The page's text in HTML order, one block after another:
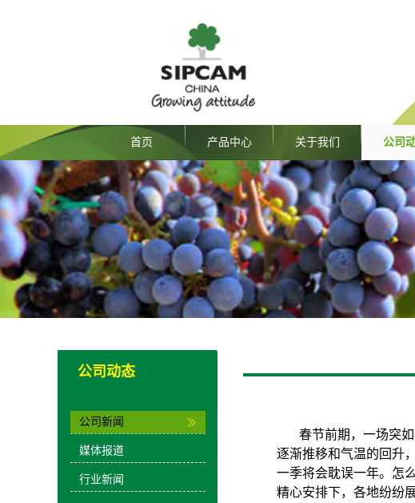
首页 产品中心 关于我们 公司
公司动态
公司新闻
媒体报道
行业新闻
春节前期，一场突
逐渐推移和气温的回升
一季将会耽误一年。怎
精心安排下，各地纷纷